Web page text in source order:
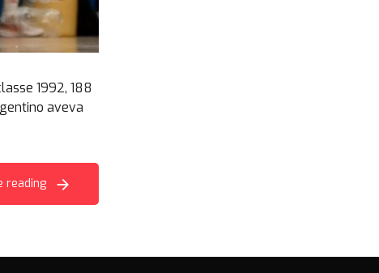
1992, 188
aveva
reading